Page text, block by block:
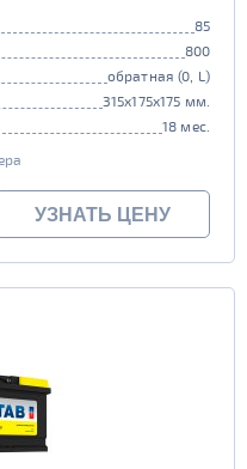
85
800
обратная (0, L)
315x175x175 мм.
18 мес.
УЗНАТЬ ЦЕНУ